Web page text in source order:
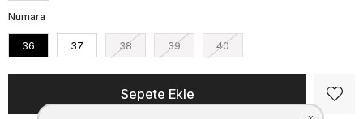
Numara
36 37 38 39 40